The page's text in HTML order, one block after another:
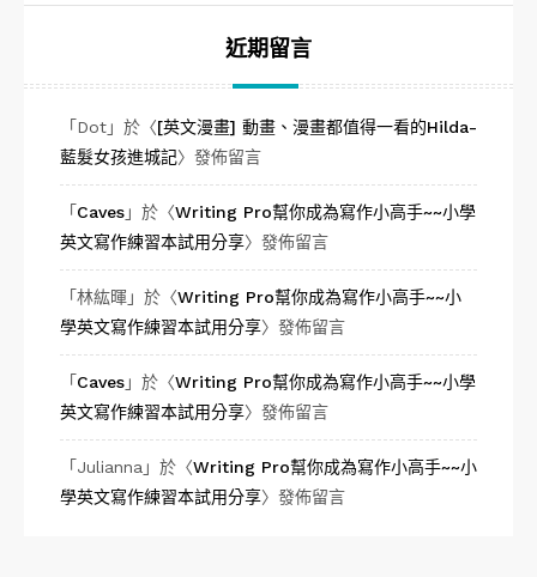
近期留言
「 Dot」於〈[英文漫畫] 動畫、漫畫都值得一看的Hilda-
藍髮女孩進城記〉發佈留言
「 Caves」於〈Writing Pro幫你成為寫作小高手~~小學
英文寫作練習本試用分享〉發佈留言
「林紘暉 」於〈Writing Pro幫你成為寫作小高手~~小
學英文寫作練習本試用分享〉發佈留言
「 Caves」於〈Writing Pro幫你成為寫作小高手~~小學
英文寫作練習本試用分享〉發佈留言
「 Julianna 」於〈Writing Pro幫你成為寫作小高手~~小
學英文寫作練習本試用分享〉發佈留言